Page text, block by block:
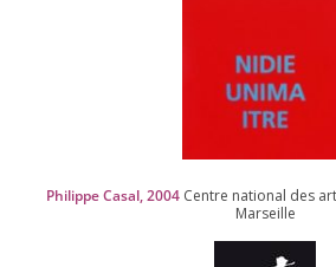
Philippe Casal,2004 Centre natio­nal des
Marseille